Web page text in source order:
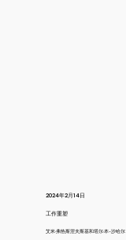
2024年2月14日
工作重塑
艾米·弗热斯涅夫斯基和塔尔·本-沙哈尔